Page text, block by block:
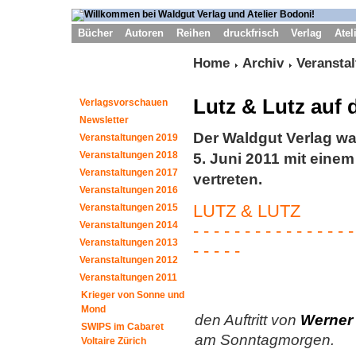
Bücher Autoren Reihen druckfrisch Verlag
Verlagsvorschauen
Newsletter
Veranstaltungen 2019
Veranstaltungen 2018
Veranstaltungen 2017
Veranstaltungen 2016
Veranstaltungen 2015
Veranstaltungen 2014
Veranstaltungen 2013
Veranstaltungen 2012
Veranstaltungen 2011
Krieger von Sonne und
Mond
SWIPS im Cabaret
Voltaire Zürich
Home Archiv
Lutz & Lutz auf
Der Waldgut Verlag
5. Juni 2011 mit
vertreten.
LUTZ & LUTZ
- - - - - - - - - - - - - - -
- - - - -
den Auftritt von
am Sonntagmorgen.